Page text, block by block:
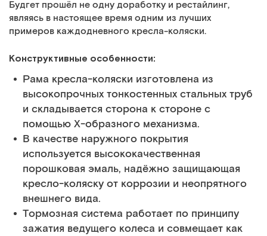
Будгет прошёл не одну доработку и рестайлинг,
являясь в настоящее время одним из лучших
примеров каждодневного кресла-коляски.
Конструктивные особенности:
Рама кресла-коляски изготовлена из
высокопрочных тонкостенных стальных труб
и складывается сторона к стороне с
помощью Х-образного механизма.
В качестве наружного покрытия
используется высококачественная
порошковая эмаль, надёжно защищающая
кресло-коляску от коррозии и неопрятного
внешнего вида.
Тормозная система работает по принципу
зажатия ведущего колеса и совмещает как